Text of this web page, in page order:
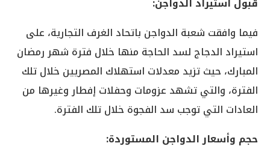
فيما وافقت شعبة الدواجن باتحاد الغرف التجارية، على
استيراد الدجاج لسد الحاجة منها خلال فترة شهر رمضان
المبارك، حيث تزيد معدلات استهلاك المصريين خلال تلك
الفترة، والتي تشهد عزومات وحفلات إفطار وغيرها من
العادات التي توجب سد الفجوة خلال تلك الفترة.
حجم وأسعار الدواجن المستوردة: